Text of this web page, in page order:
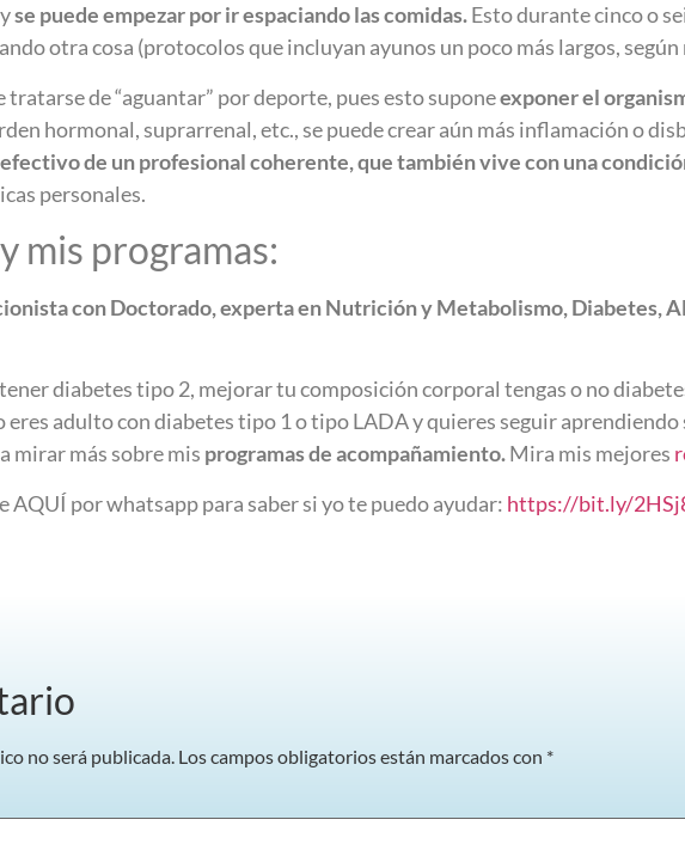
se puede empezar por ir espaciando las comidas.Esto durante cinco o
otra cosa (protocolos que incluyan ayunos un poco más largos,
tratarse de “aguantar” por deporte, pues esto suponeexponer el
hormonal, suprarrenal, etc., se puede crear aún más inflamación o
de un profesional coherente, que también vive con una
personales.
mis programas:
con Doctorado, experta en Nutrición y Metabolismo, Diabetes,
diabetes tipo 2, mejorar tu composición corporal tengas o no
eres adulto con diabetes tipo 1 o tipo LADA y quieres seguir
mirar más sobre mis programas de acompañamiento.Mira mis mejores
AQUÍ por whatsapp para saber si yo te puedo ayudar: https://bit.ly/
no será publicada. Los campos obligatorios están marcados con *